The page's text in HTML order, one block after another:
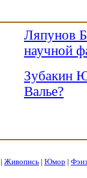
Ляпунов
научной
Зубакин
Валье?
| Живопись | Юмор |